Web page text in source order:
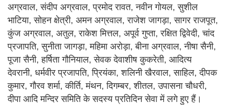
अग्रवाल, संदीप अग्रवाल, प्रमोद रावत, नवीन गोयल, सुशील
भाटिया, सोहन क्षेत्री, अमन अग्रवाल, राजेश जागड़ा, सागर राजपूत,
कुंज अग्रवाल, अतुल, राकेश मित्तल, अपूर्व गुप्ता, रक्षित द्विवेदी, चांद
प्रजापति, सुनीता जागड़ा, महिमा अरोड़ा, बीना अग्रवाल, नीषा सैनी,
पूजा सैनी, हर्षिता गौनियाल, सेवक देवाशीष कुकरेती, आदित्य
देवरानी, धर्मवीर प्रजापति, प्रियंका, शलिनी खैरवाल, साहिल, दीपक
कुमार, गौरव शर्मा, कीर्ति, मंथन, दिगम्बर, शीतल, उपासना चौधरी,
दीपा आदि मन्दिर समिति के सदस्य प्रतिदिन सेवा में लगे हुए हैं।